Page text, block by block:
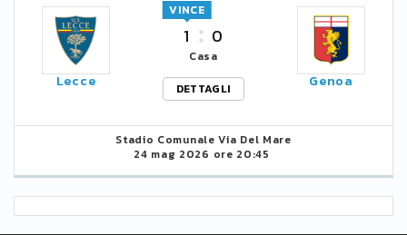
Lecce
1
VINCE
0
Casa
DETTAGLI
Genoa
Stadio Comunale Via Del Mare
24 mag 2026 ore 20:45